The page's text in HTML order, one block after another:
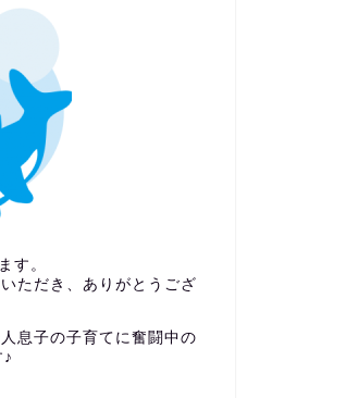
す。
ただき、ありがとうござ
息子の子育てに奮闘中の